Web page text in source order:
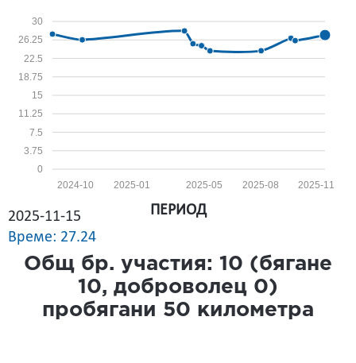
0
3.75
7.5
11.25
15
18.75
22.5
26.25
30
2025-11
2025-08
2025-05
2025-01
2024-10
2025-11-15
Време: 27.24
ПЕРИОД
Общ бр. участия: 10 (бягане
10, доброволец 0)
пробягани 50 километра